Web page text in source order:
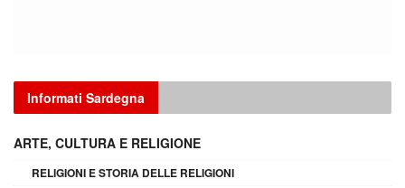
Informati Sardegna
ARTE, CULTURA E RELIGIONE
RELIGIONI E STORIA DELLE RELIGIONI